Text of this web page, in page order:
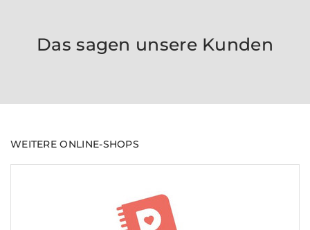
Das sagen unsere Kunden
WEITERE ONLINE-SHOPS